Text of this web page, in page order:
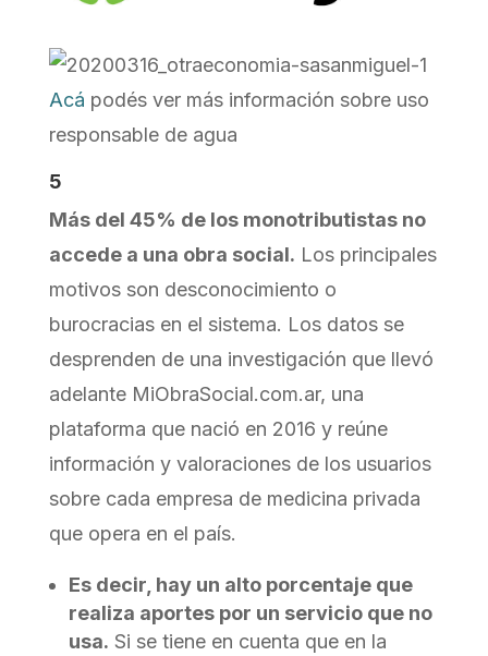
Acá podés ver más información sobre uso
responsable de agua
5
Más del 45% de los monotributistas no
accede a una obra social. Los principales
motivos son desconocimiento o
burocracias en el sistema. Los datos se
desprenden de una investigación que llevó
adelante MiObraSocial.com.ar, una
plataforma que nació en 2016 y reúne
información y valoraciones de los usuarios
sobre cada empresa de medicina privada
que opera en el país.
Es decir, hay un alto porcentaje que
realiza aportes por un servicio que no
usa. Si se tiene en cuenta que en la